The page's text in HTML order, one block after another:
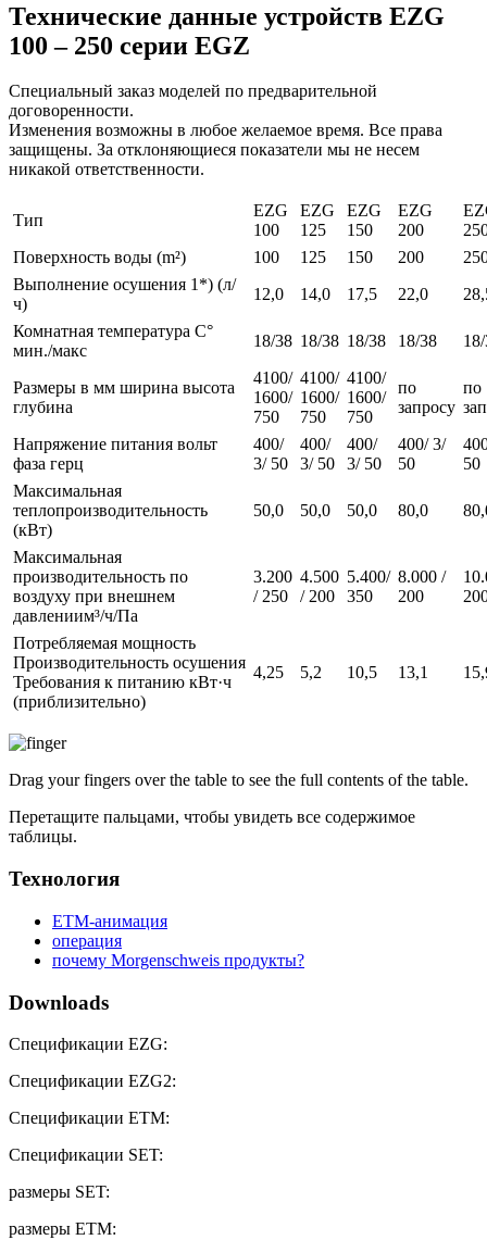
Технические данные устройств EZG
100 – 250 серии EGZ
Специальный заказ моделей по предварительной
договоренности.
Изменения возможны в любое желаемое время. Все права
защищены. За отклоняющиеся показатели мы не несем
никакой ответственности.
Тип
EZG
100
EZG
125
EZG
150
EZG
200
Поверхность воды (m²)
100 125 150 200
Выполнение осушения 1*) (л/
ч)
12,0 14,0 17,5 22,0
Комнатная температура C°
мин./макс
18/38 18/38 18/38 18/38
Размеры в мм ширина высота
глубина
4100/
1600/
750
4100/
1600/
750
4100/
1600/
750
по
запросу
по
Напряжение питания вольт
фаза герц
400/
3/ 50
400/
3/ 50
400/
3/ 50
400/ 3/
50
50
Максимальная
теплопроизводительность
(кВт)
50,0 50,0 50,0 80,0
Максимальная
производительность по
воздуху при внешнем
давлениим³/ч/Па
3.200
/ 250
4.500
/ 200
5.400/
350
8.000 /
200
Потребляемая мощность
Производительность осушения
Требования к питанию кВт·ч
(приблизительно)
4,25 5,2 10,5 13,1
Drag your fingers over the table to see the full contents of the table.
Перетащите пальцами, чтобы увидеть все содержимое
таблицы.
Технология
ETM-анимация
операция
почему Morgenschweis продукты?
Downloads
Спецификации EZG:
Спецификации EZG2:
Спецификации ETM:
Спецификации SET:
размеры SET:
размеры ETM: